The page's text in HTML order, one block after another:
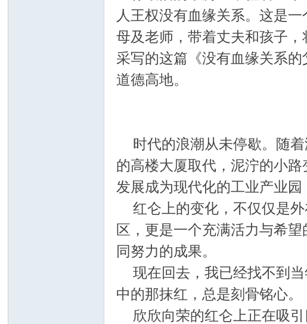
人王权没有血缘关系。这是
母及老师，带着丈夫和孩子
采写的这篇《没有血缘关系
道德高地。
时代的浪潮从未停歇。随
的高楼大厦取代，泥泞的小
发展成为现代化的工业产业
红仑上的变化，不仅仅是
区，更是一个充满活力与希
同努力的成果。
现在回去，我已经找不到
中的那抹红，总是刻骨铭心。
欣欣向荣的红仑上正在吸引